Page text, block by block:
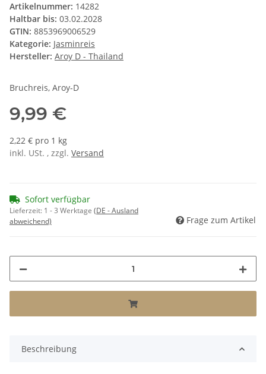
Artikelnummer: 14282
Haltbar bis: 03.02.2028
GTIN: 8853969006529
Kategorie: Jasminreis
Hersteller: Aroy D - Thailand
Bruchreis, Aroy-D
9,99 €
2,22 € pro 1 kg
inkl. USt. , zzgl. Versand
Sofort verfügbar
Lieferzeit: 1 - 3 Werktage (DE - Ausland
abweichend)
Frage zum Artikel
Beschreibung